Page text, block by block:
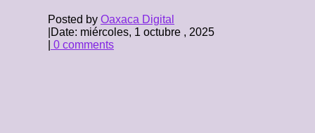
Posted by Oaxaca Digital
Date: miércoles, 1 octubre , 2025
0 comments